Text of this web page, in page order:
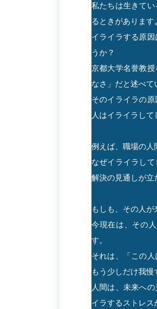
私たちは生きて
るときがあります
イライラする原
うか？
京都大学名誉教
なさ」だと述べて
そのイライラの
人はイライラして
例えば、職場の人
なぜイライラし
解決の見通しが立
もしも、その人
今現在は、その
す。
それは、「この
もう少しだけ我慢
人間は、未来へ
イラするストレス